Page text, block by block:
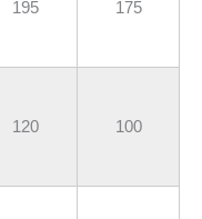
195 175
120 100